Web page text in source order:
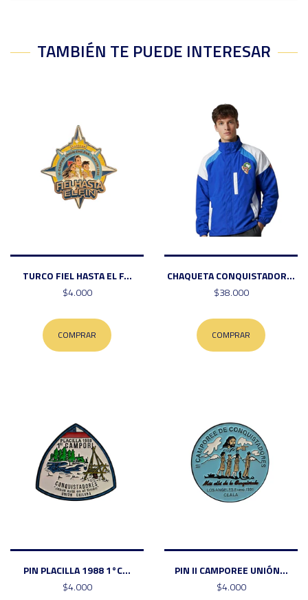
TAMBIÉN TE PUEDE INTERESAR
TURCO FIEL HASTA EL F...
$4.000
COMPRAR
CHAQUETA CONQUISTADOR...
$38.000
COMPRAR
PIN PLACILLA 1988 1°C...
$4.000
PIN II CAMPOREE UNIÓN...
$4.000